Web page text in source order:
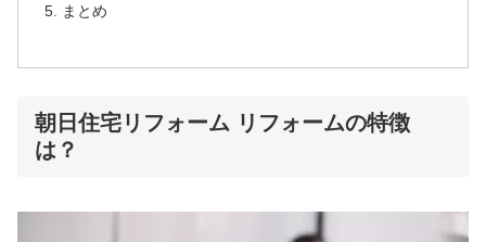
まとめ
朝日住宅リフォーム リフォームの特徴
は？